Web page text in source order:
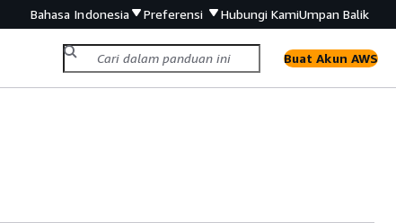
Bahasa Indonesia Preferensi Hubungi KamiUmpan Balik
Buat Akun AWS